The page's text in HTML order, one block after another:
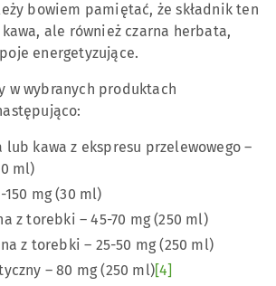
bowiem pamiętać, że składnik ten
ale również czarna herbata,
energetyzujące.
w wybranych produktach
lub kawa z ekspresu przelewowego –
ml)
150 mg (30 ml)
z torebki – 45-70 mg (250 ml)
z torebki – 25-50 mg (250 ml)
– 80 mg (250 ml)[4]